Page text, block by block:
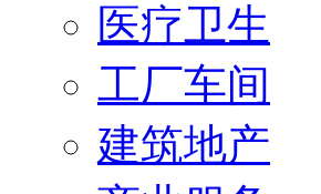
医疗卫生
工厂车间
建筑地产